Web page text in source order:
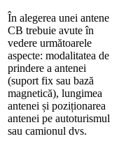
În alegerea unei antene
CB trebuie avute în
vedere următoarele
aspecte: modalitatea de
prindere a antenei
(suport fix sau bază
magnetică), lungimea
antenei și poziționarea
antenei pe autoturismul
sau camionul dvs.